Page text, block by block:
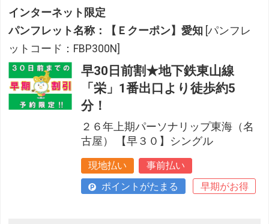
インターネット限定
パンフレット名称：【Ｅクーポン】愛知 [パンフレ
ットコード：FBP300N]
早30日前割★地下鉄東山線
「栄」1番出口より徒歩約5
分！
２６年上期パーソナリップ東海（名
古屋） 【早３０】シングル
現地払い
事前払い
ポイントがたまる
早期がお得